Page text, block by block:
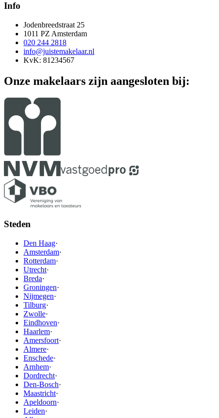
Info
Jodenbreedstraat 25
1011 PZ Amsterdam
020 244 2818
info@juistemakelaar.nl
KvK: 81234567
Onze makelaars zijn aangesloten bij:
Steden
Den Haag·
Amsterdam·
Rotterdam·
Utrecht·
Breda·
Groningen·
Nijmegen·
Tilburg·
Zwolle·
Eindhoven·
Haarlem·
Amersfoort·
Almere·
Enschede·
Arnhem·
Dordrecht·
Den-Bosch·
Maastricht·
Apeldoorn·
Leiden·